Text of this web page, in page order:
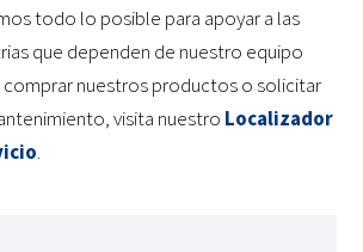
todo lo posible para apoyar a las
que dependen de nuestro equipo
comprar nuestros productos o solicitar
visita nuestro Localizador
.